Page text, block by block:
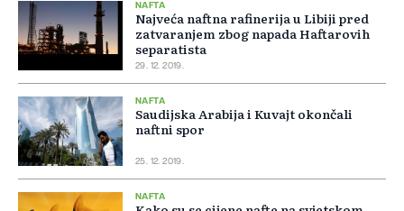
NAFTA
Najveća naftna rafinerija u Libiji pred
zatvaranjem zbog napada Haftarovih
separatista
29. 12. 2019.
NAFTA
Saudijska Arabija i Kuvajt okončali
naftni spor
25. 12. 2019.
NAFTA